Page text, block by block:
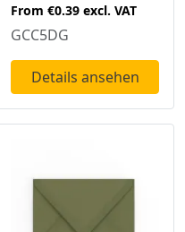
From €0.39 excl. VAT
GCC5DG
Details ansehen